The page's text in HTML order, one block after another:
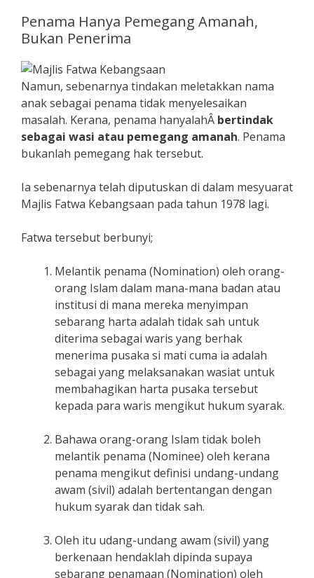
Penama Hanya Pemegang Amanah,
Bukan Penerima
Namun, sebenarnya tindakan meletakkan nama
anak sebagai penama tidak menyelesaikan
masalah. Kerana, penama hanyalahÂ bertindak
sebagai wasi atau pemegang amanah. Penama
bukanlah pemegang hak tersebut.
Ia sebenarnya telah diputuskan di dalam mesyuarat
Majlis Fatwa Kebangsaan pada tahun 1978 lagi.
Fatwa tersebut berbunyi;
Melantik penama (Nomination) oleh orang-
orang Islam dalam mana-mana badan atau
institusi di mana mereka menyimpan
sebarang harta adalah tidak sah untuk
diterima sebagai waris yang berhak
menerima pusaka si mati cuma ia adalah
sebagai yang melaksanakan wasiat untuk
membahagikan harta pusaka tersebut
kepada para waris mengikut hukum syarak.
Bahawa orang-orang Islam tidak boleh
melantik penama (Nominee) oleh kerana
penama mengikut definisi undang-undang
awam (sivil) adalah bertentangan dengan
hukum syarak dan tidak sah.
Oleh itu udang-undang awam (sivil) yang
berkenaan hendaklah dipinda supaya
sebarang penamaan (Nomination) oleh